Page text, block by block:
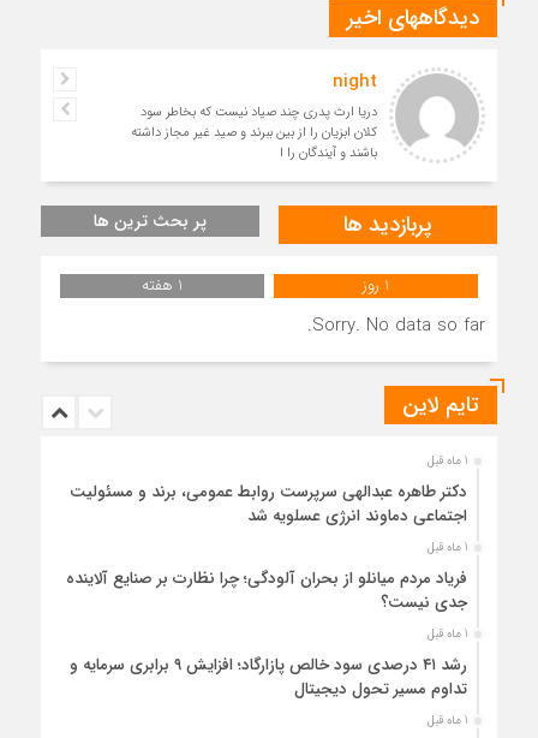
دیدگاههای اخیر
night
دریا ارث پدری چند صیاد نیست که بخاطر سود
کلان ابزیان را از بین ببرند و صید غیر مجاز داشته
باشند و آیندگان را ا
پربازدید ها پر بحث ترین ها
1 روز 1 هفته
Sorry. No data so far.
تایم لاین
1 ماه قبل
دکتر طاهره عبدالهی سرپرست روابط عمومی، برند و مسئولیت
اجتماعی دماوند انرژی عسلویه شد
1 ماه قبل
فریاد مردم میانلو از بحران آلودگی؛ چرا نظارت بر صنایع آلاینده
جدی نیست؟
1 ماه قبل
رشد ۴۱ درصدی سود خالص پازارگاد؛ افزایش ۹ برابری سرمایه و
تداوم مسیر تحول دیجیتال
1 ماه قبل